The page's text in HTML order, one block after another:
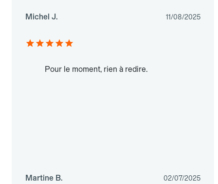
Michel J. 11/08/2025
Pour le moment, rien à redire.
Martine B. 02/07/2025